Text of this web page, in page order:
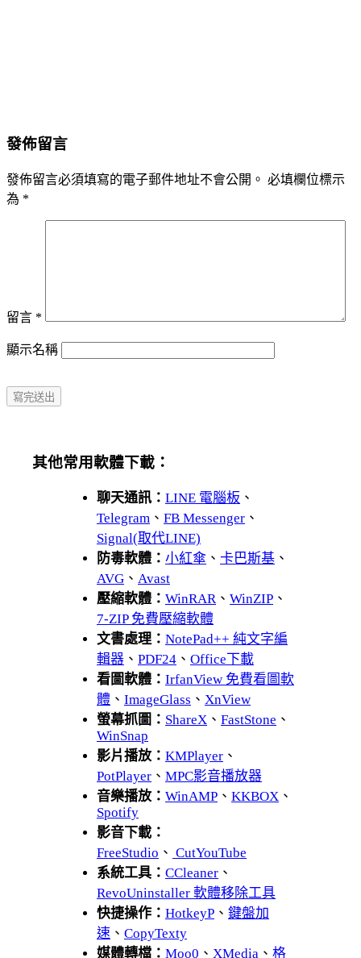
發佈留言
發佈留言必須填寫的電子郵件地址不會公開。 必填欄位標示
為 *
留言 *
顯示名稱
其他常用軟體下載：
聊天通訊： LINE 電腦板 、
Telegram 、 FB Messenger 、
Signal(取代LINE)
防毒軟體： 小紅傘 、 卡巴斯基 、
AVG 、 Avast
壓縮軟體： WinRAR、 WinZIP 、
7-ZIP 免費壓縮軟體
文書處理： NotePad++ 純文字編
輯器 、 PDF24 、 Office下載
看圖軟體： IrfanView 免費看圖軟
體 、 ImageGlass 、 XnView
螢幕抓圖： ShareX 、 FastStone 、
WinSnap
影片播放： KMPlayer 、
PotPlayer 、 MPC影音播放器
音樂播放： WinAMP 、 KKBOX 、
Spotify
影音下載：
FreeStudio 、 CutYouTube
系統工具： CCleaner 、
RevoUninstaller 軟體移除工具
快捷操作： HotkeyP 、 鍵盤加
速 、 CopyTexty
媒體轉檔： Moo0 、 XMedia 、 格